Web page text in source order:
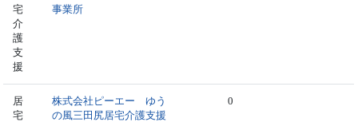
宅
介
護
支
援
事業所
居
宅
株式会社ピーエー ゆう
の風三田尻居宅介護支援
0